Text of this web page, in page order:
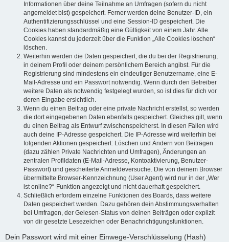
Informationen über deine Teilnahme an Umfragen (sofern du nicht
angemeldet bist) gespeichert. Ferner werden deine Benutzer-ID, ein
Authentifizierungsschlüssel und eine Session-ID gespeichert. Die
Cookies haben standardmäßig eine Gültigkeit von einem Jahr. Alle
Cookies kannst du jederzeit über die Funktion „Alle Cookies löschen“
löschen.
Weiterhin werden die Daten gespeichert, die du bei der Registrierung,
in deinem Profil oder deinem persönlichem Bereich angibst. Für die
Registrierung sind mindestens ein eindeutiger Benutzername, eine E-
Mail-Adresse und ein Passwort notwendig. Wenn durch den Betreiber
weitere Daten als notwendig festgelegt wurden, so ist dies für dich vor
deren Eingabe ersichtlich.
Wenn du einen Beitrag oder eine private Nachricht erstellst, so werden
die dort eingegebenen Daten ebenfalls gespeichert. Gleiches gilt, wenn
du einen Beitrag als Entwurf zwischenspeicherst. In diesen Fällen wird
auch deine IP-Adresse gespeichert. Die IP-Adresse wird weiterhin bei
folgenden Aktionen gespeichert: Löschen und Ändern von Beiträgen
(dazu zählen Private Nachrichten und Umfragen), Änderungen an
zentralen Profildaten (E-Mail-Adresse, Kontoaktivierung, Benutzer-
Passwort) und gescheiterte Anmeldeversuche. Die von deinem Browser
übermittelte Browser-Kennzeichnung (User Agent) wird nur in der „Wer
ist online?“-Funktion angezeigt und nicht dauerhaft gespeichert.
Schließlich erfordern einzelne Funktionen des Boards, dass weitere
Daten gespeichert werden. Dazu gehören dein Abstimmungsverhalten
bei Umfragen, der Gelesen-Status von deinen Beiträgen oder explizit
von dir gesetzte Lesezeichen oder Benachrichtigungsfunktionen.
Dein Passwort wird mit einer Einwege-Verschlüsselung (Hash)